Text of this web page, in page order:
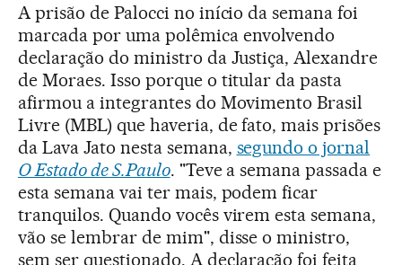
A prisão de Palocci no início da semana foi
marcada por uma polêmica envolvendo
declaração do ministro da Justiça, Alexandre
de Moraes. Isso porque o titular da pasta
afirmou a integrantes do Movimento Brasil
Livre (MBL) que haveria, de fato, mais prisões
da Lava Jato nesta semana, segundo o jornal
O Estado de S.Paulo. "Teve a semana passada e
esta semana vai ter mais, podem ficar
tranquilos. Quando vocês virem esta semana,
vão se lembrar de mim", disse o ministro,
sem ser questionado. A declaração foi feita